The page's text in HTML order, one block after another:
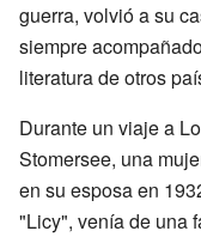
guerra, volvió a su
siempre
literatura de otros
Durante un viaje a
Stomersee, una
en su esposa en
"Licy", venía de una